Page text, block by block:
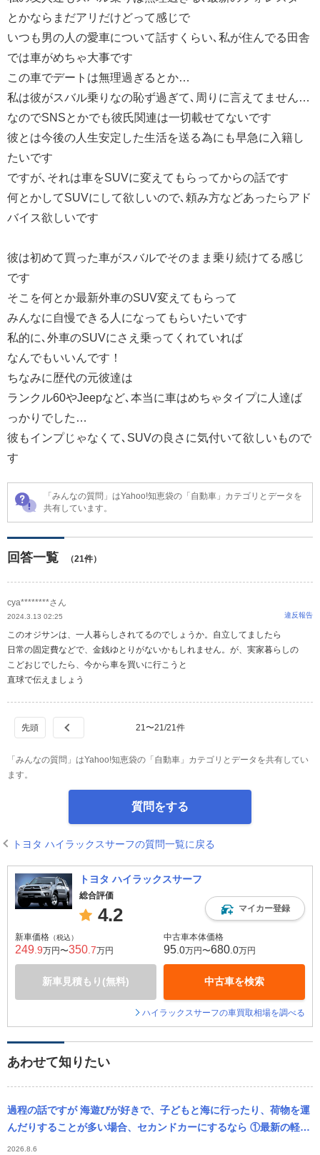
とかならまだアリだけどって感じで
いつも男の人の愛車について話すくらい､私が住んでる田舎
では車がめちゃ大事です
この車でデートは無理過ぎるとか…
私は彼がスバル乗りなの恥ず過ぎて､周りに言えてません…
なのでSNSとかでも彼氏関連は一切載せてないです
彼とは今後の人生安定した生活を送る為にも早急に入籍し
たいです
ですが､それは車をSUVに変えてもらってからの話です
何とかしてSUVにして欲しいので､頼み方などあったらアド
バイス欲しいです
彼は初めて買った車がスバルでそのまま乗り続けてる感じ
です
そこを何とか最新外車のSUV変えてもらって
みんなに自慢できる人になってもらいたいです
私的に､外車のSUVにさえ乗ってくれていれば
なんでもいいんです！
ちなみに歴代の元彼達は
ランクル60やJeepなど､本当に車はめちゃタイプに人達ば
っかりでした…
彼もインプじゃなくて､SUVの良さに気付いて欲しいもので
す
「みんなの質問」はYahoo!知恵袋の「自動車」カテゴリとデータを
共有しています。
回答一覧 （21件）
cya********さん
2024.3.13 02:25 違反報告
このオジサンは、一人暮らしされてるのでしょうか。自立してましたら
日常の固定費などで、金銭ゆとりがないかもしれません。が、実家暮らしの
こどおじでしたら、今から車を買いに行こうと
直球で伝えましょう
21 〜21 /21 件
「みんなの質問」はYahoo!知恵袋の「自動車」カテゴリとデータを共有してい
ます。
質問をする
トヨタ ハイラックスサーフの質問一覧に戻る
トヨタ ハイラックスサーフ
総合評価
4.2 マイカー登録
新車価格 （税込）
249 .9万円〜350 .7万円
新車見積もり(無料)
中古車本体価格
95 .0万円〜680 .0万円
中古車を検索
ハイラックスサーフの車買取相場を調べる
あわせて知りたい
過程の話ですが 海遊びが好きで、子どもと海に行ったり、荷物を運
んだりすることが多い場合、セカンドカーにするなら ①最新の軽ト
ラック ②中古で10万キロオーバー5人乗れる180系のハイラックス
2026.8.6